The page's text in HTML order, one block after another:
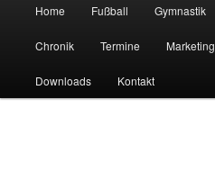
Zum
Inhalt
wechseln
Zum
sekundären
Inhalt
Home Fußball Gymnastik
Chronik Termine Marketing
Downloads Kontakt